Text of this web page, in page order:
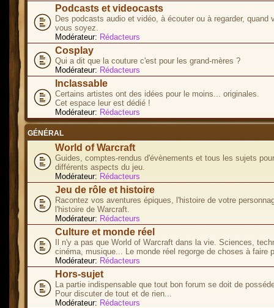
Podcasts et videocasts
Des podcasts audio et vidéo, à écouter ou à regarder, quand
vous soyez.
Modérateur: Rédacteurs
Cosplay
Qui a dit que la couture c'est pour les grand-mères ?
Modérateur: Rédacteurs
Inclassable
Certains artistes ont des idées pour le moins... originales.
Cet espace leur est dédié !
Modérateur: Rédacteurs
GÉNÉRAL
World of Warcraft
Guides, comptes-rendus d'évènements et tous les sujets
différents aspects du jeu.
Modérateur: Rédacteurs
Jeu de rôle et histoire
Racontez vos aventures épiques, l'histoire de votre
l'histoire de Warcraft.
Modérateur: Rédacteurs
Culture et monde réel
Il n'y a pas que World of Warcraft dans la vie. Sciences,
cinéma, musique... Le monde réel regorge de choses à faire
Modérateur: Rédacteurs
Hors-sujet
La partie indispensable que tout bon forum se doit de
Pour discuter de tout et de rien...
Modérateur: Rédacteurs